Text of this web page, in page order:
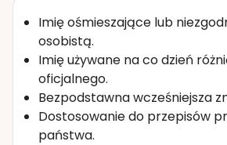
Imię ośmieszające lub
osobistą.
Imię używane na co dzień
oficjalnego.
Bezpodstawna wcześniejsza
Dostosowanie do przepisów
państwa.